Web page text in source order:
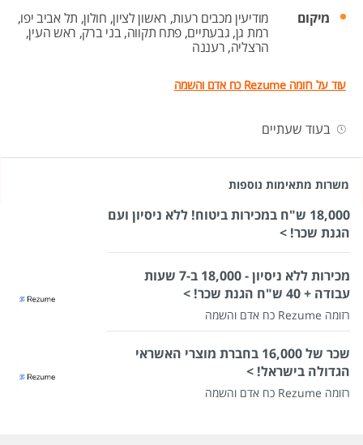
מיקום
מודיעין מכבים רעות, ראשון לציון, חולון, תל אביב יפו,
רמת גן, גבעתיים, פתח תקווה,בני ברק, ראש העין,
הרצליה, רעננה
עוד על רזומה Rezume כח אדם והשמה
בעוד שעתיים
משרות מתאימות נוספות
18,000 ש"ח במכירות ביטוח! ללא ניסיון ועם
הגנת שכר! >
מכירות ללא ניסיון - 18,000 ב-7 שעות
עבודה + 40 ש"ח הגנת שכר! >
רזומה Rezume כח אדם והשמה
שכר של 16,000 בחברת מוצרי האשראי
הגדולה בישראל! >
רזומה Rezume כח אדם והשמה